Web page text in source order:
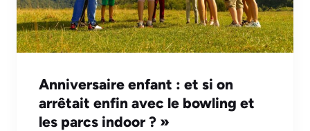
Anniversaire enfant : et si on
arrêtait enfin avec le bowling et
les parcs indoor ? »